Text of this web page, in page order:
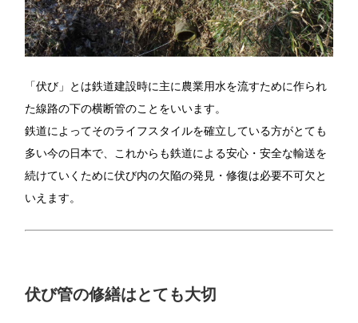
「伏び」とは鉄道建設時に主に農業用水を流すために作られ
た線路の下の横断管のことをいいます。
鉄道によってそのライフスタイルを確立している方がとても
多い今の日本で、これからも鉄道による安心・安全な輸送を
続けていくために伏び内の欠陥の発見・修復は必要不可欠と
いえます。
伏び管の修繕はとても大切